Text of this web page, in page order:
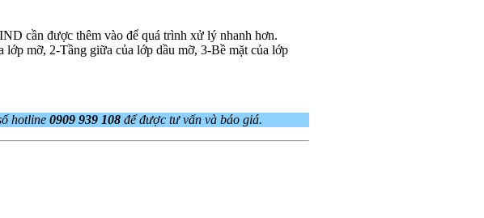
cần được thêm vào để quá trình xử lý nhanh hơn.
mỡ, 2-Tầng giữa của lớp dầu mỡ, 3-Bề mặt của lớp
hotline 0909 939 108 để được tư vấn và báo giá.